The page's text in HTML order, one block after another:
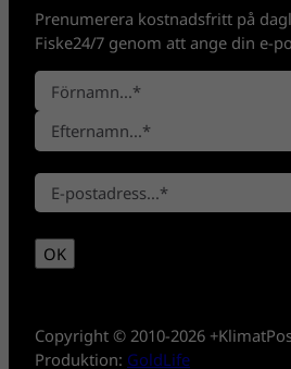
Prenumerera kostnadsfritt på
Fiske24/7 genom att ange din e-
N
a
n
*
F
ö
r
a
m
n
t
e
m
n
E
-
*
OK
Copyright © 2010-2026
Produktion: GoldLife